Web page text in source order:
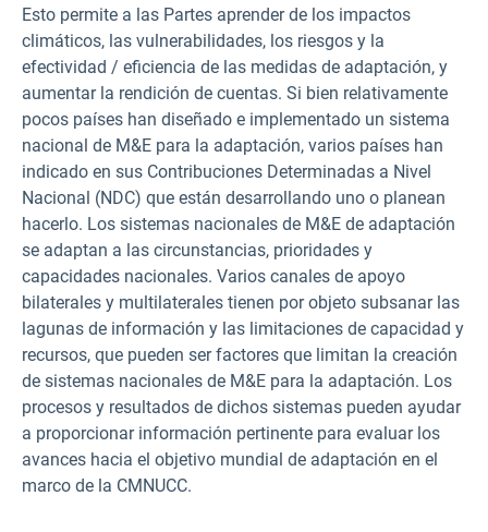
Esto permite a las Partes aprender de los impactos
climáticos, las vulnerabilidades, los riesgos y la
efectividad / eficiencia de las medidas de adaptación, y
aumentar la rendición de cuentas. Si bien relativamente
pocos países han diseñado e implementado un sistema
nacional de M&E para la adaptación, varios países han
indicado en sus Contribuciones Determinadas a Nivel
Nacional (NDC) que están desarrollando uno o planean
hacerlo. Los sistemas nacionales de M&E de adaptación
se adaptan a las circunstancias, prioridades y
capacidades nacionales. Varios canales de apoyo
bilaterales y multilaterales tienen por objeto subsanar las
lagunas de información y las limitaciones de capacidad y
recursos, que pueden ser factores que limitan la creación
de sistemas nacionales de M&E para la adaptación. Los
procesos y resultados de dichos sistemas pueden ayudar
a proporcionar información pertinente para evaluar los
avances hacia el objetivo mundial de adaptación en el
marco de la CMNUCC.